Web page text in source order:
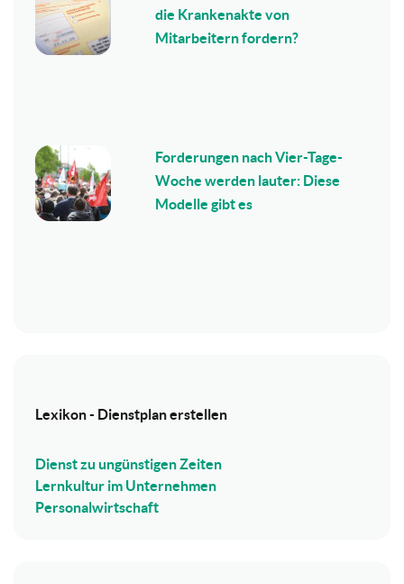
die Krankenakte von
Mitarbeitern fordern?
Forderungen nach Vier-Tage-
Woche werden lauter: Diese
Modelle gibt es
Lexikon - Dienstplan erstellen
Dienst zu ungünstigen Zeiten
Lernkultur im Unternehmen
Personalwirtschaft